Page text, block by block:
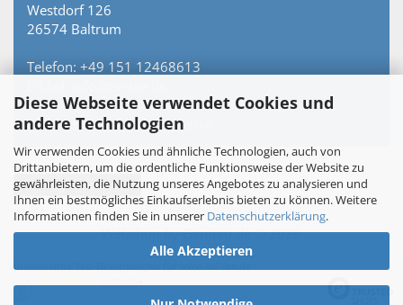
Diese Webseite verwendet Cookies und
andere Technologien
Wir verwenden Cookies und ähnliche Technologien, auch von
Drittanbietern, um die ordentliche Funktionsweise der Website zu
gewährleisten, die Nutzung unseres Angebotes zu analysieren und
Ihnen ein bestmögliches Einkaufserlebnis bieten zu können. Weitere
Informationen finden Sie in unserer Datenschutzerklärung.
Alle Akzeptieren
Westdorf 126
26574 Baltrum
Telefon: +49 151 12468613
Persönlich erreichbar – keine Hotline.
Vertrag widerrufen
Webshopby Gambio.de © 2026
Ausgewählte Top-Bewertungen für www.toi-tee.de